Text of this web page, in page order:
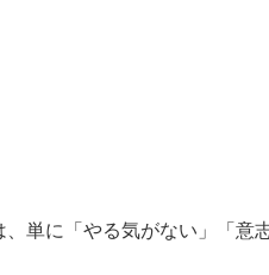
単に「やる気がない」「意